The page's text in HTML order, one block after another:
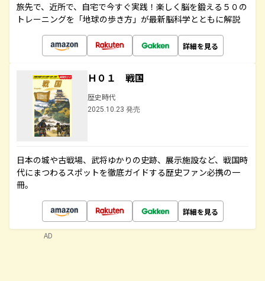
旅先で、近所で、自宅で今すぐ実践！楽しく脳を鍛える５０の
トレーニングを「地球の歩き方」が最新脳科学とともに解説
詳細を見る
Ｈ０１ 戦国
歴史時代
2025.10.23 発売
日本の城や古戦場、武将ゆかりの史跡、展示施設など、戦国時
代にまつわるスポットを徹底ガイドする歴史ファン必携の一
冊。
詳細を見る
AD